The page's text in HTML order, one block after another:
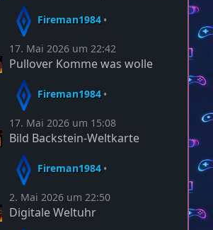
Fireman1984
17. Mai 2026 um 22:42
Pullover Komme was wolle
Fireman1984
17. Mai 2026 um 15:08
Bild Backstein-Weltkarte
Fireman1984
2. Mai 2026 um 22:50
Digitale Weltuhr